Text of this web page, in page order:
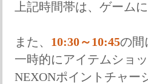
上記時間帯は、ゲーム
また、 10:30～10:45の間
一時的にアイテムショ
NEXONポイントチャー